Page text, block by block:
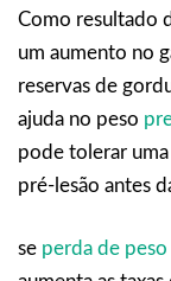
Como resultado
um aumento no
reservas de
ajuda no peso
pode tolerar uma
pré-lesão antes
se perda de peso